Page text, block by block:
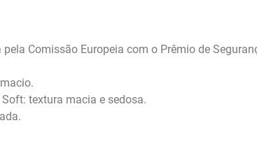
Comissão Europeia com o Prêmio de
textura macia e sedosa.